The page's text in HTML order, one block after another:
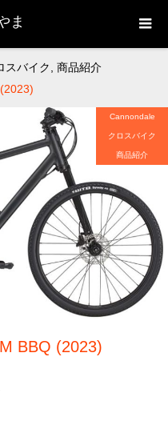
ま
スバイク
商品紹介
Cannondale
クロスバイク
商品紹介
BBQ (2023)